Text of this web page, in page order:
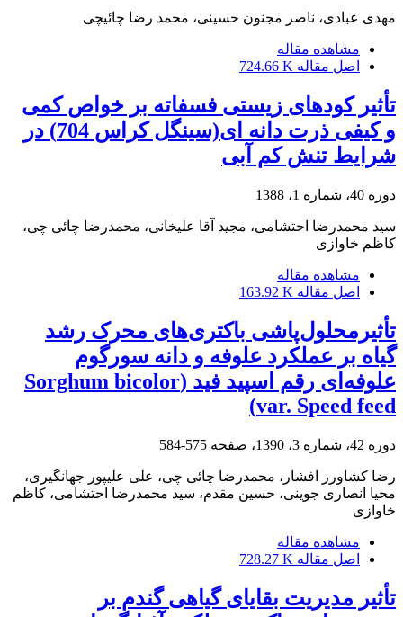
مهدی عبادی، ناصر مجنون حسینی، محمد رضا چائیچی
مشاهده مقاله
اصل مقاله 724.66 K
تأثیر کودهای زیستی فسفاته بر خواص کمی
و کیفی ذرت دانه ای(سینگل کراس 704) در
شرایط تنش کم آبی
دوره 40، شماره 1، 1388
سید محمدرضا احتشامی، مجید آقا علیخانی، محمدرضا چائی چی،
کاظم خاوازی
مشاهده مقاله
اصل مقاله 163.92 K
تأثیرمحلول‌پاشی باکتری‌های محرک رشد
گیاه بر عملکرد علوفه و دانه سورگوم
علوفه‌ای رقم اسپید فید (Sorghum bicolor
var. Speed feed)
دوره 42، شماره 3، 1390، صفحه 575-584
رضا کشاورز افشار، محمدرضا چائی چی، علی علیپور جهانگیری،
محیا انصاری جوینی، حسین مقدم، سید محمدرضا احتشامی، کاظم
خاوازی
مشاهده مقاله
اصل مقاله 728.27 K
تأثیر مدیریت بقایای گیاهی گندم بر